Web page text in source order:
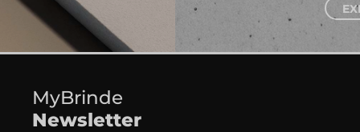
EXPLORAR CADERNOS
MyBrinde
Newsletter